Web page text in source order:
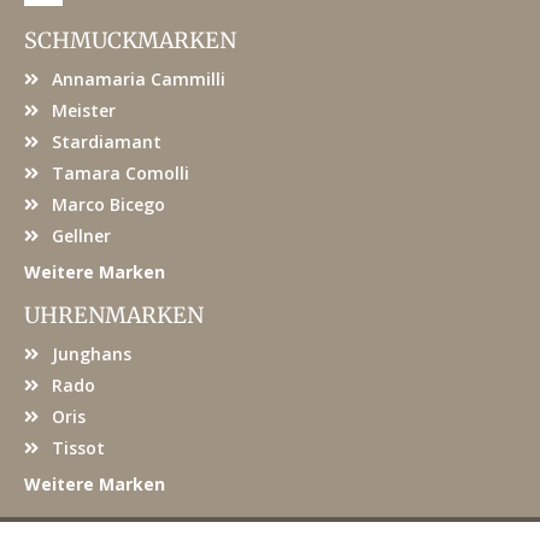
e
b
o
SCHMUCKMARKEN
Annamaria Cammilli
Meister
Stardiamant
Tamara Comolli
Marco Bicego
Gellner
Weitere Marken
UHRENMARKEN
Junghans
Rado
Oris
Tissot
Weitere Marken